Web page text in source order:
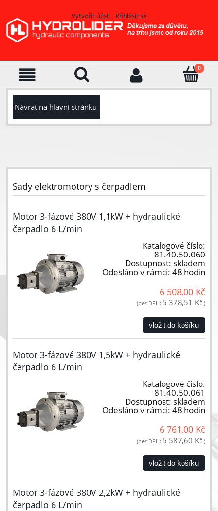
Vytvořit účet Přihlásit se
Návrat na hlavní stránku
Sady elektromotory s čerpadlem
Motor 3-fázové 380V 1,1kW + hydraulické
čerpadlo 6 L/min
Katalogové číslo:
81.40.50.060
Dostupnost: skladem
Odesláno v rámci: 48 hodin
6 508,00 Kč
(bez DPH: 5 378,51 Kč )
vložit do košíku
Motor 3-fázové 380V 1,5kW + hydraulické
čerpadlo 6 L/min
Katalogové číslo:
81.40.50.061
Dostupnost: skladem
Odesláno v rámci: 48 hodin
6 761,00 Kč
(bez DPH: 5 587,60 Kč )
vložit do košíku
Motor 3-fázové 380V 2,2kW + hydraulické
čerpadlo 6 L/min